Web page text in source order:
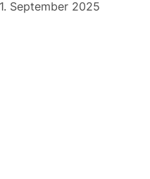
1. September 2025